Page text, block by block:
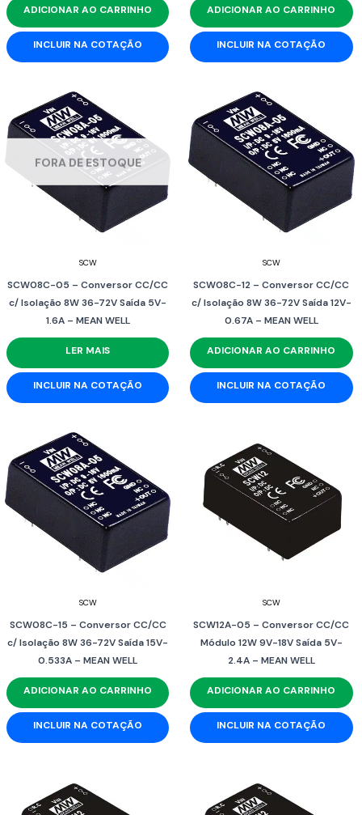
ADICIONAR AO CARRINHO
INCLUIR NA COTAÇÃO
ADICIONAR AO CARRINHO
INCLUIR NA COTAÇÃO
FORA DE ESTOQUE
SCW
SCW08C-05 – Conversor CC/CC
c/ Isolação 8W 36-72V Saída 5V-
1.6A – MEAN WELL
LER MAIS
INCLUIR NA COTAÇÃO
SCW
SCW08C-12 – Conversor CC/CC
c/ Isolação 8W 36-72V Saída 12V-
0.67A – MEAN WELL
ADICIONAR AO CARRINHO
INCLUIR NA COTAÇÃO
SCW
SCW08C-15 – Conversor CC/CC
c/ Isolação 8W 36-72V Saída 15V-
0.533A – MEAN WELL
ADICIONAR AO CARRINHO
INCLUIR NA COTAÇÃO
SCW
SCW12A-05 – Conversor CC/CC
Módulo 12W 9V-18V Saída 5V-
2.4A – MEAN WELL
ADICIONAR AO CARRINHO
INCLUIR NA COTAÇÃO